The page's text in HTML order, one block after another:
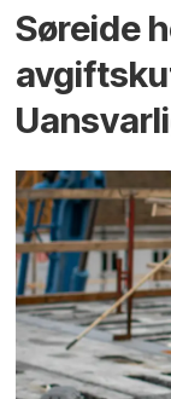
Søreide